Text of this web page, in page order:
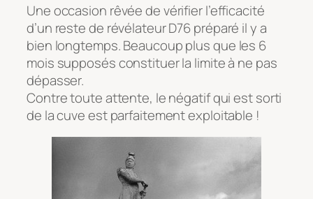
Une occasion rêvée de vérifier l’efficacité
d’un reste de révélateur D76 préparé il y a
bien longtemps. Beaucoup plus que les 6
mois supposés constituer la limite à ne pas
dépasser.
Contre toute attente, le négatif qui est sorti
de la cuve est parfaitement exploitable !